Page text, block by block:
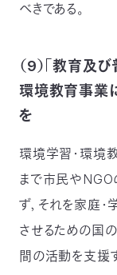
べきである。
（9）「教育及
環境教育事業
を
環境学習・環境
まで市民やNGO
ず，それを家庭
させるための国
間の活動を支援